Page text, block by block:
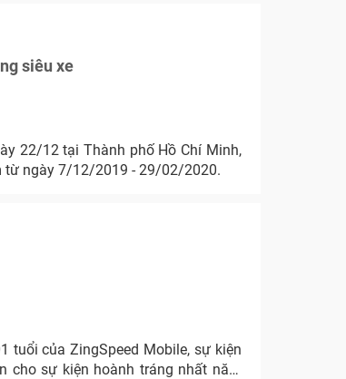
siêu xe
22/12 tại Thành phố Hồ Chí Minh,
từ ngày 7/12/2019 - 29/02/2020.
tuổi của ZingSpeed Mobile, sự kiện
cho sự kiện hoành tráng nhất năm